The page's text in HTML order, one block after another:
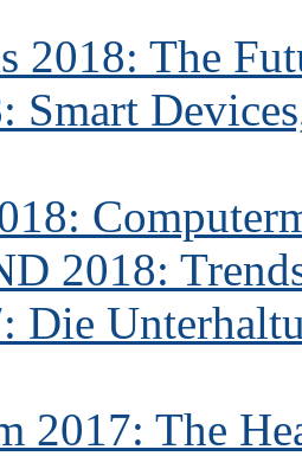
2018: The
Smart
2018:
Die
2017: The